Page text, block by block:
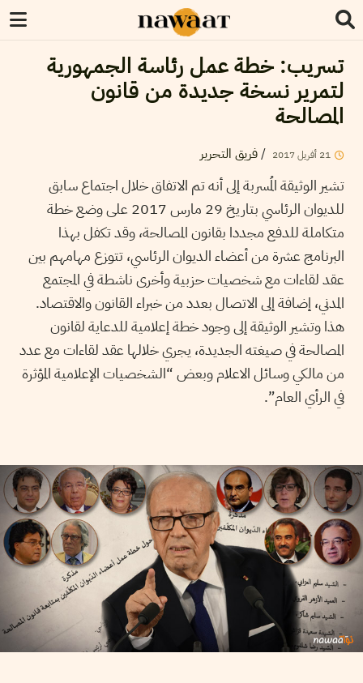
تسريب: خطة عمل رئاسة الجمهورية
لتمرير نسخة جديدة من قانون
المصالحة
21 أفريل2017
/فريق التحرير
تشير الوثيقة المُسربة إلى أنه تم الاتفاق خلال اجتماع سابق
للديوان الرئاسي بتاريخ 29 مارس 2017 على وضع خطة
متكاملة للدفع مجددا بقانون المصالحة، وقد تكفل بهذا
البرنامج عشرة من أعضاء الديوان الرئاسي، تتوزع مهامهم بين
عقد لقاءات مع شخصيات حزبية وأخرى ناشطة في المجتمع
المدني، إضافة إلى الاتصال بعدد من خبراء القانون والاقتصاد.
هذا وتشير الوثيقة إلى وجود خطة إعلامية للدعاية لقانون
المصالحة في صيغته الجديدة، يجري خلالها عقد لقاءات مع عدد
من مالكي وسائل الاعلام وبعض “الشخصيات الإعلامية المؤثرة
في الرأي العام”.